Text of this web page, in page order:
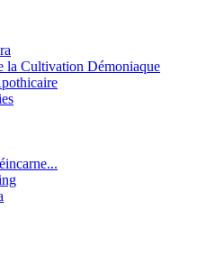
la Cultivation Démoniaque